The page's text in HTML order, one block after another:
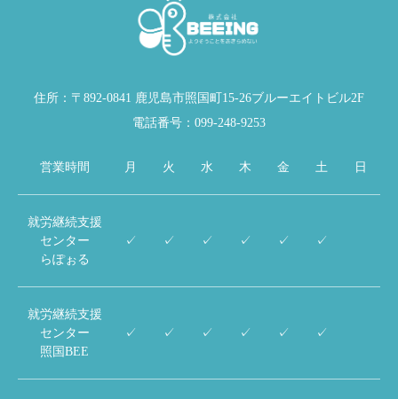
住所：〒892-0841 鹿児島市照国町15-26ブルーエイトビル2F
電話番号：099-248-9253
営業時間 月 火 水 木 金 土 日
就労継続支援
センター
らぽぉる
✓ ✓ ✓ ✓ ✓ ✓
就労継続支援
センター
照国BEE
✓ ✓ ✓ ✓ ✓ ✓